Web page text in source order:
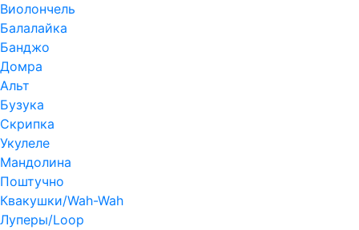
Виолончель
Балалайка
Банджо
Домра
Альт
Бузука
Скрипка
Укулеле
Мандолина
Поштучно
Квакушки/Wah-Wah
Луперы/Loop